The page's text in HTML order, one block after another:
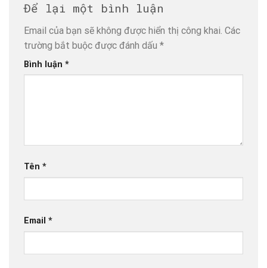
Để lại một bình luận
Email của bạn sẽ không được hiển thị công khai. Các
trường bắt buộc được đánh dấu *
Bình luận *
Tên *
Email *